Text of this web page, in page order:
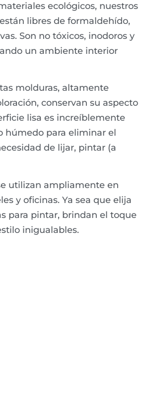
ecológicos, nuestros
libres de formaldehído,
Son no tóxicos, inodoros y
un ambiente interior
molduras, altamente
conservan su aspecto
lisa es increíblemente
húmedo para eliminar el
de lijar, pintar (a
utilizan ampliamente en
y oficinas. Ya sea que elija
para pintar, brindan el toque
inigualables.